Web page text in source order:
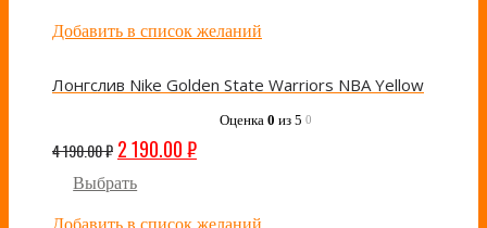
Добавить в список желаний
Лонгслив Nike Golden State Warriors NBA Yellow
Оценка 0 из 5 0
4 190.00₽ 2 190.00₽
Выбрать
Добавить в список желаний